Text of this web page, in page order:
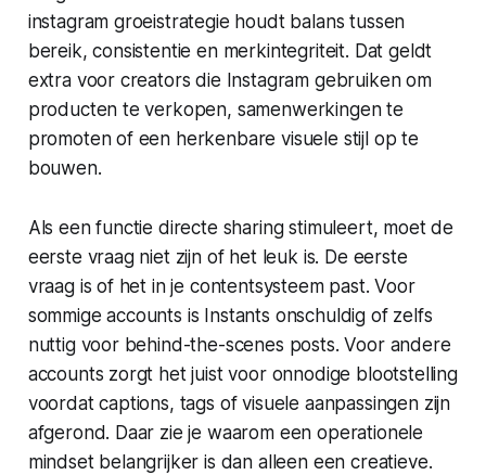
instagram groeistrategie houdt balans tussen
bereik, consistentie en merkintegriteit. Dat geldt
extra voor creators die Instagram gebruiken om
producten te verkopen, samenwerkingen te
promoten of een herkenbare visuele stijl op te
bouwen.
Als een functie directe sharing stimuleert, moet de
eerste vraag niet zijn of het leuk is. De eerste
vraag is of het in je contentsysteem past. Voor
sommige accounts is Instants onschuldig of zelfs
nuttig voor behind-the-scenes posts. Voor andere
accounts zorgt het juist voor onnodige blootstelling
voordat captions, tags of visuele aanpassingen zijn
afgerond. Daar zie je waarom een operationele
mindset belangrijker is dan alleen een creatieve.